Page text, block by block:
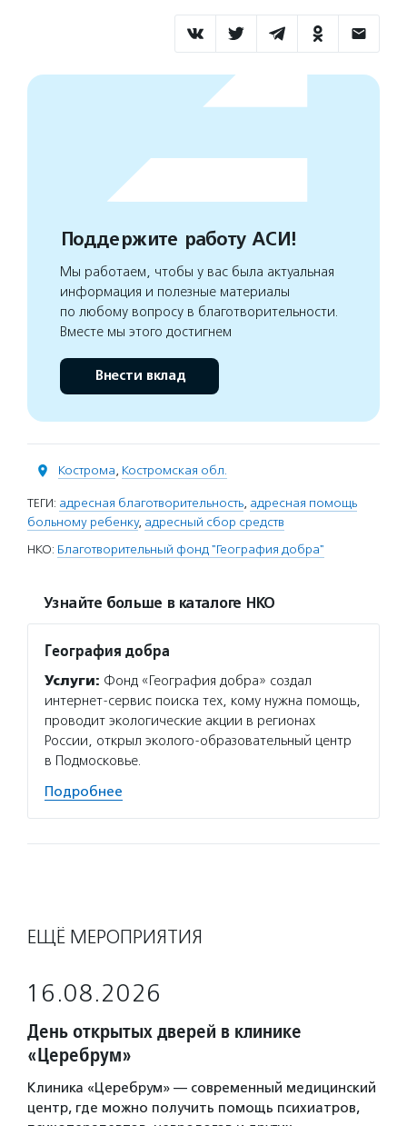
Поддержите работу АСИ!
Мы работаем, чтобы у вас была актуальная
информация и полезные материалы
по любому вопросу в благотворительности.
Вместе мы этого достигнем
Внести вклад
Кострома, Костромская обл.
ТЕГИ: адресная благотворительность, адресная помощь
больному ребенку, адресный сбор средств
НКО: Благотворительный фонд "География добра"
Узнайте больше в каталоге НКО
География добра
Услуги: Фонд «География добра» создал
интернет-сервис поиска тех, кому нужна помощь,
проводит экологические акции в регионах
России, открыл эколого-образовательный центр
в Подмосковье.
Подробнее
ЕЩЁ МЕРОПРИЯТИЯ
16.08.2026
День открытых дверей в клинике
«Церебрум»
Клиника «Церебрум» — современный медицинский
центр, где можно получить помощь психиатров,